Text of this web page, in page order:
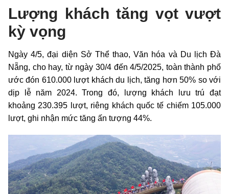
Lượng khách tăng vọt vượt
kỳ vọng
Ngày 4/5, đại diện Sở Thể thao, Văn hóa và Du lịch Đà
Nẵng, cho hay, từ ngày 30/4 đến 4/5/2025, toàn thành phố
ước đón 610.000 lượt khách du lịch, tăng hơn 50% so với
dịp lễ năm 2024. Trong đó, lượng khách lưu trú đạt
khoảng 230.395 lượt, riêng khách quốc tế chiếm 105.000
lượt, ghi nhận mức tăng ấn tượng 44%.